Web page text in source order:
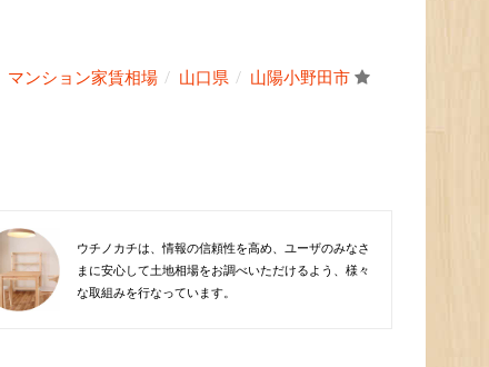
マンション家賃相場 山口県 山陽小野田市
ウチノカチは、情報の信頼性を高め、ユーザのみなさ
まに安心して土地相場をお調べいただけるよう、様々
な取組みを行なっています。